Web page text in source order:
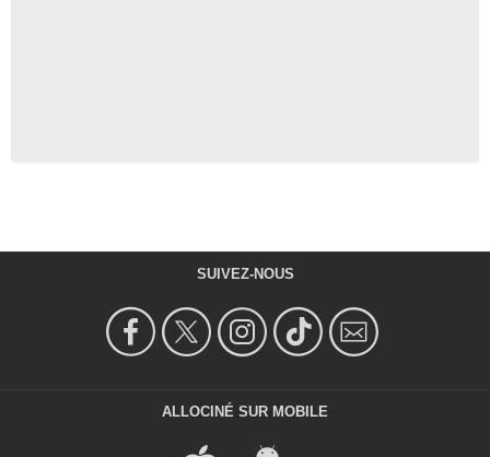
SUIVEZ-NOUS
ALLOCINÉ SUR MOBILE